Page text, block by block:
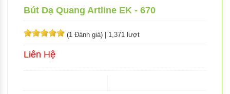
Bút Dạ Quang Artline EK - 670
(1 Đánh giá) 1,371 lượt
Liên Hệ